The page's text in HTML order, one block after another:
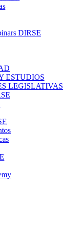
DIRSE
ESTUDIOS
LEGISLATIVAS